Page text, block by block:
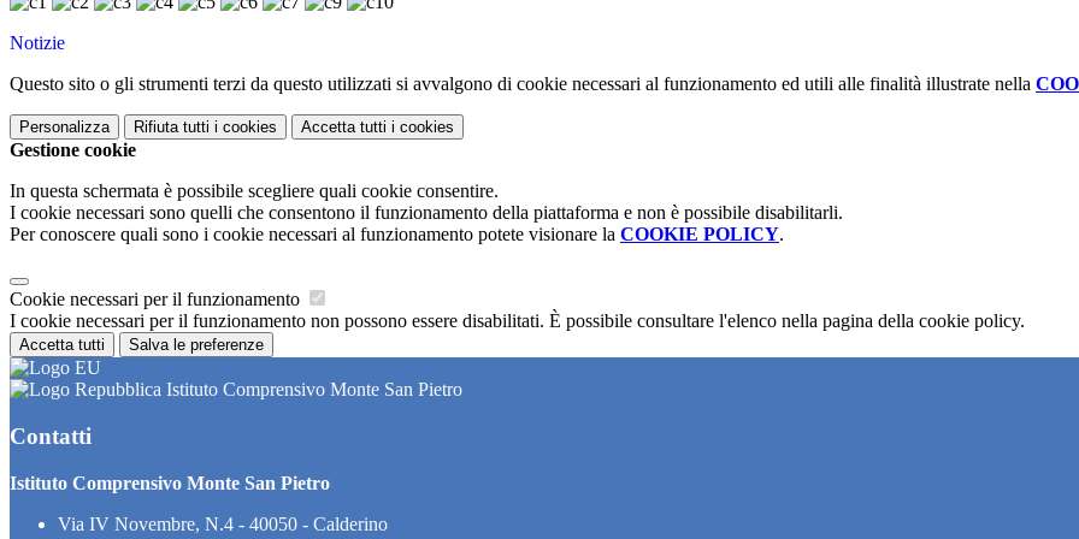
Notizie
Questo sito o gli strumenti terzi da questo utilizzati si avvalgono di cookie necessari al funzionamento ed utili alle finalità illustrate nella
Personalizza Rifiuta tutti i cookies Accetta tutti i cookies
Gestione cookie
In questa schermata è possibile scegliere quali cookie consentire.
I cookie necessari sono quelli che consentono il funzionamento della piattaforma e non è possibile disabilitarli.
Per conoscere quali sono i cookie necessari al funzionamento potete visionare la COOKIE POLICY.
Cookie necessari per il funzionamento
I cookie necessari per il funzionamento non possono essere disabilitati. È possibile consultare l'elenco nella pagina della cookie policy.
Accetta tutti Salva le preferenze
Istituto Comprensivo Monte San Pietro
Contatti
Istituto Comprensivo Monte San Pietro
Via IV Novembre, N.4 - 40050 - Calderino